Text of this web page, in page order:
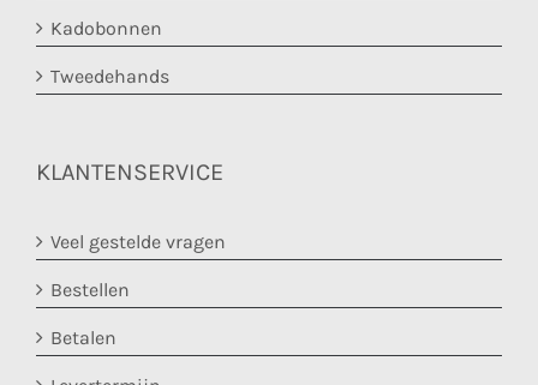
Kadobonnen
Tweedehands
KLANTENSERVICE
Veel gestelde vragen
Bestellen
Betalen